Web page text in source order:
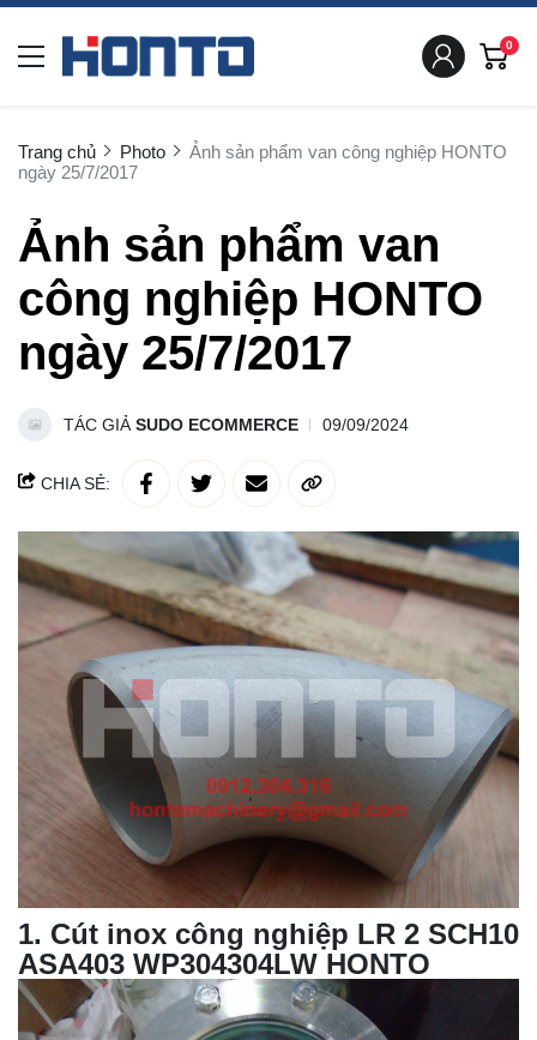
0
Trang chủ Photo
Ảnh sản phẩm van công nghiệp HONTO
ngày 25/7/2017
Ảnh sản phẩm van
công nghiệp HONTO
ngày 25/7/2017
TÁC GIẢ SUDO ECOMMERCE 09/09/2024
CHIA SẺ:
1. Cút inox công nghiệp LR 2 SCH10
ASA403 WP304304LW HONTO